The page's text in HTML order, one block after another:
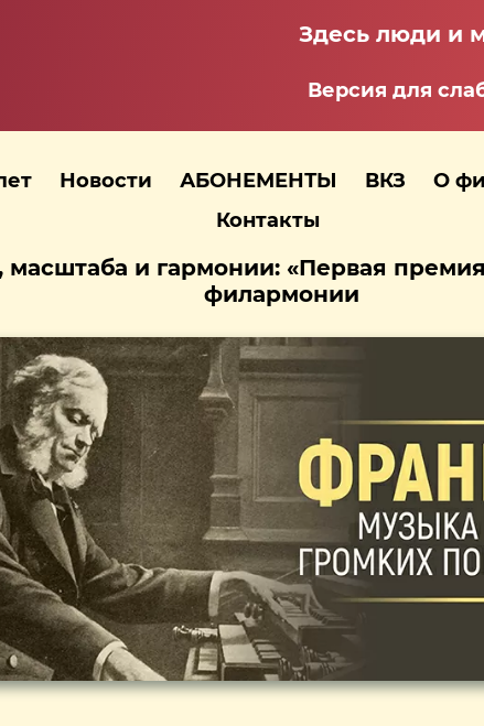
Здесь люди и
Версия для
Новости АБОНЕМЕНТЫ ВКЗ О
Контакты
и гармонии: «Первая
филармонии